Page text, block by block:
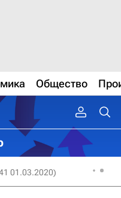
Общество
01.03.2020)